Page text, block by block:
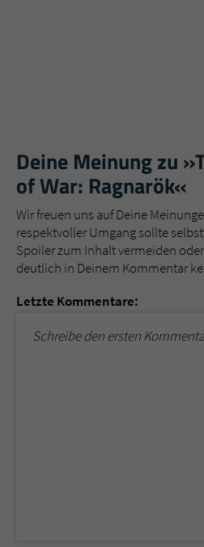
Deine Meinung zu
of War: Ragnarök«
Wir freuen uns auf Deine
respektvoller Umgang sollte
Spoiler zum Inhalt vermeiden
deutlich in Deinem Kommentar
Letzte Kommentare:
Schreibe den ersten